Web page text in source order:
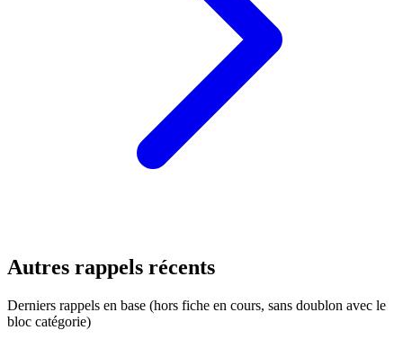
Autres rappels récents
Derniers rappels en base (hors fiche en cours, sans doublon avec le
bloc catégorie)